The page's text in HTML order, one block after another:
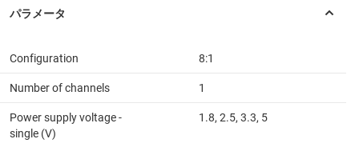
Configuration 8:1
Number of channels 1
Power supply voltage -
single (V)
1.8, 2.5, 3.3, 5